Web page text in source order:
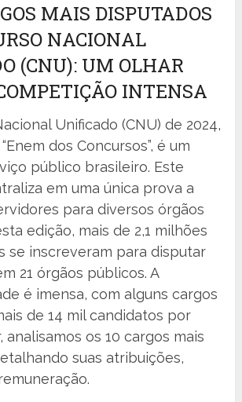
MAIS DISPUTADOS
NACIONAL
(CNU): UM OLHAR
INTENSA
Unificado (CNU) de 2024,
dos Concursos”, é um
público brasileiro. Este
em uma única prova a
para diversos órgãos
edição, mais de 2,1 milhões
se inscreveram para disputar
21 órgãos públicos. A
é imensa, com alguns cargos
de 14 mil candidatos por
analisamos os 10 cargos mais
suas atribuições,